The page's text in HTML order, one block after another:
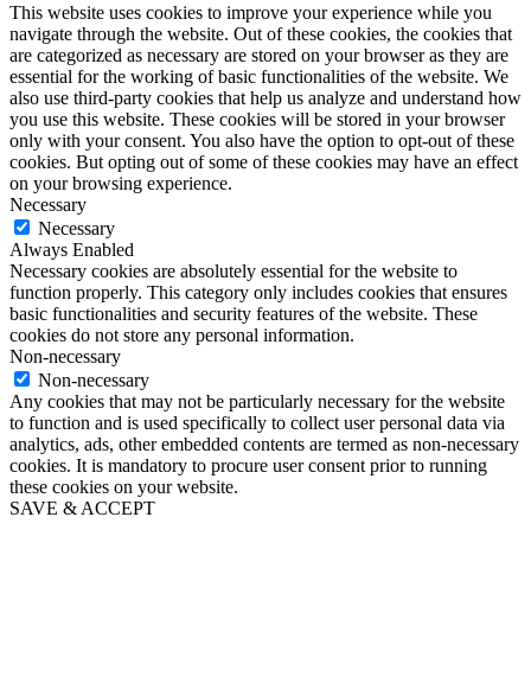
This website uses cookies to improve your experience while you
navigate through the website. Out of these cookies, the cookies that
are categorized as necessary are stored on your browser as they are
essential for the working of basic functionalities of the website. We
also use third-party cookies that help us analyze and understand how
you use this website. These cookies will be stored in your browser
only with your consent. You also have the option to opt-out of these
cookies. But opting out of some of these cookies may have an effect
on your browsing experience.
Necessary
Necessary
Always Enabled
Necessary cookies are absolutely essential for the website to
function properly. This category only includes cookies that ensures
basic functionalities and security features of the website. These
cookies do not store any personal information.
Non-necessary
Non-necessary
Any cookies that may not be particularly necessary for the website
to function and is used specifically to collect user personal data via
analytics, ads, other embedded contents are termed as non-necessary
cookies. It is mandatory to procure user consent prior to running
these cookies on your website.
SAVE & ACCEPT